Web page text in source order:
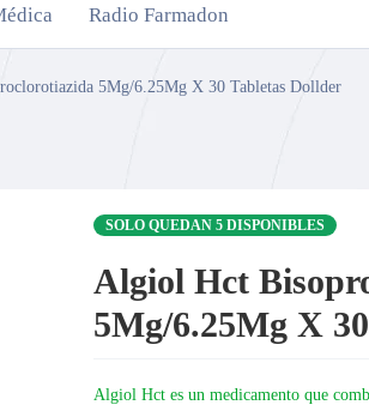
Radio Farmadon
5Mg/6.25Mg X 30 Tabletas Dollder
SOLO QUEDAN 5 DISPONIBLES
Algiol Hct
5Mg/6.25Mg X
Algiol Hct es un medicamento que